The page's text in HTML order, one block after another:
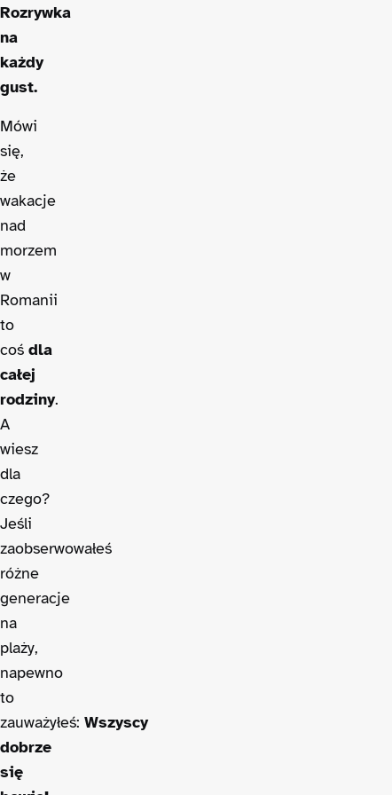
Rozrywka
na
każdy
gust.
Mówi
się,
że
wakacje
nad
morzem
w
Romanii
to
coś dla
całej
rodziny.
A
wiesz
dla
czego?
Jeśli
zaobserwowałeś
różne
generacje
na
plaży,
napewno
to
zauważyłeś: Wszyscy
dobrze
się